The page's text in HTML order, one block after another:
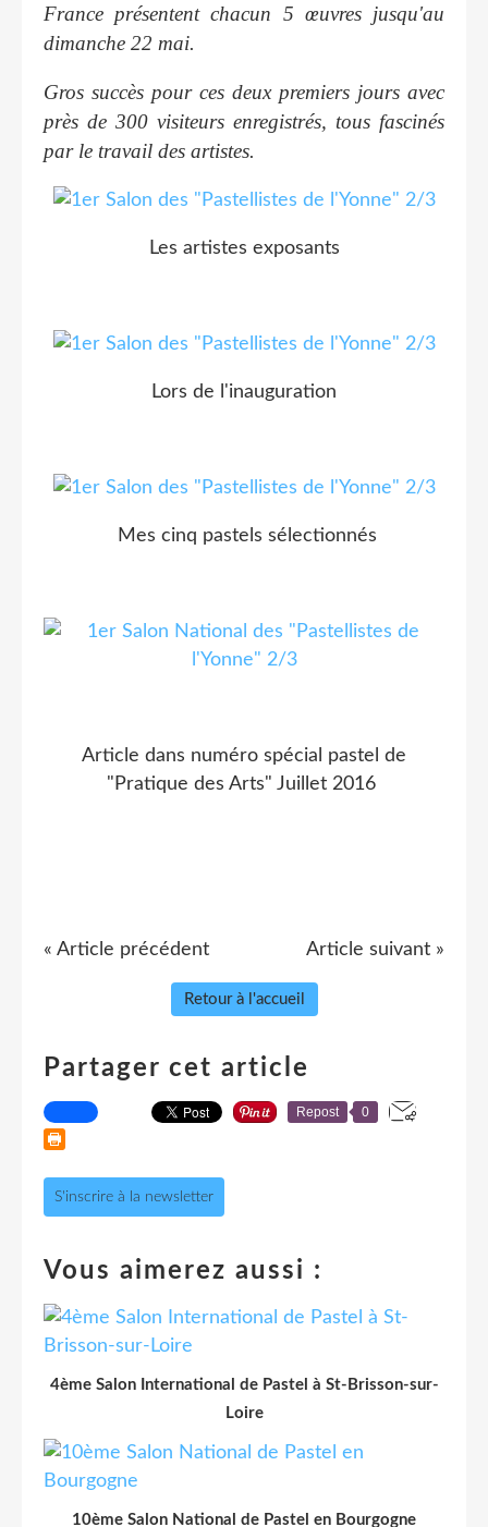
France présentent chacun 5 œuvres jusqu'au
dimanche 22 mai.
Gros succès pour ces deux premiers jours avec
près de 300 visiteurs enregistrés, tous fascinés
par le travail des artistes.
Les artistes exposants
Lors de l'inauguration
Mes cinq pastels sélectionnés
Article dans numéro spécial pastel de
"Pratique des Arts" Juillet 2016
« Article précédent Article suivant »
Retour à l'accueil
Partager cet article
Repost 0
S'inscrire à la newsletter
Vous aimerez aussi :
4ème Salon International de Pastel à St-Brisson-sur-
Loire
10ème Salon National de Pastel en Bourgogne